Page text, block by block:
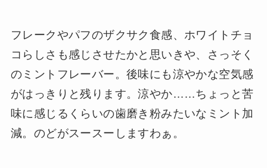
フレークやパフのザクサク食感、ホワイトチョ
コらしさも感じさせたかと思いきや、さっそく
のミントフレーバー。後味にも涼やかな空気感
がはっきりと残ります。涼やか……ちょっと苦
味に感じるくらいの歯磨き粉みたいなミント加
減。のどがスースーしますわぁ。